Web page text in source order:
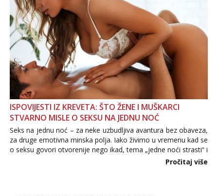
ISPOVIJESTI IZ KREVETA: ŠTO ŽENE I MUŠKARCI
STVARNO MISLE O SEKSU NA JEDNU NOĆ
Seks na jednu noć – za neke uzbudljiva avantura bez obaveza,
za druge emotivna minska polja. Iako živimo u vremenu kad se
o seksu govori otvorenije nego ikad, tema „jedne noći strasti“ i
dalje izaziva burne rasprave. Što zapravo misle žene, a što
Pročitaj više